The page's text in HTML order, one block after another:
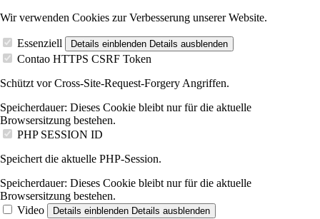
Wir verwenden Cookies zur Verbesserung unserer Website.
Essenziell Details einblenden Details ausblenden
Contao HTTPS CSRF Token
Schützt vor Cross-Site-Request-Forgery Angriffen.
Speicherdauer: Dieses Cookie bleibt nur für die aktuelle
Browsersitzung bestehen.
PHP SESSION ID
Speichert die aktuelle PHP-Session.
Speicherdauer: Dieses Cookie bleibt nur für die aktuelle
Browsersitzung bestehen.
Video
Details einblenden Details ausblenden